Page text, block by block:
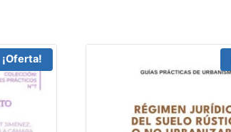
¡Oferta!